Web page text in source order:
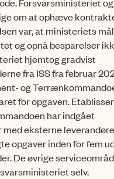
om at ophæve
var, at ministeriets
og opnå besparelser
hjemtog gradvist
fra ISS fra februar
og
for opgaven.
har indgået
eksterne
opgaver inden for fem
De øvrige
selv.